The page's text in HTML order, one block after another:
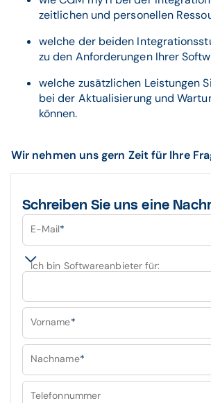
zeitlichen und personellen
welche der beiden
zu den Anforderungen Ihrer
welche zusätzlichen Leistungen
bei der Aktualisierung und
können.
Wir nehmen uns gern Zeit für Ihre
Schreiben Sie uns eine
E-Mail*
Ich bin Softwareanbieter für:
Vorname*
Nachname*
Telefonnummer